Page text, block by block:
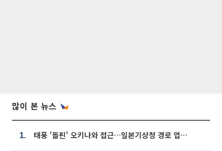
많이 본 뉴스
1. 태풍 '돌핀' 오키나와 접근…일본기상청 경로 업데이트